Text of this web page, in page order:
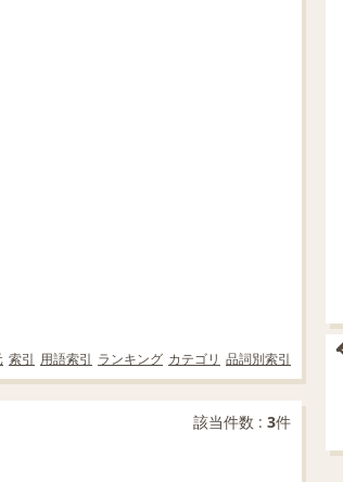
索引 用語索引 ランキング カテゴリ 品詞別索引
該当件数 : 3件